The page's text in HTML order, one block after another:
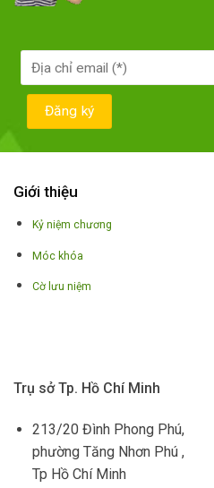
Giới thiệu
Kỷ niệm chương
Móc khóa
Cờ lưu niệm
Trụ sở Tp. Hồ Chí Minh
213/20 Đình Phong Phú,
phường Tăng Nhơn Phú ,
Tp Hồ Chí Minh